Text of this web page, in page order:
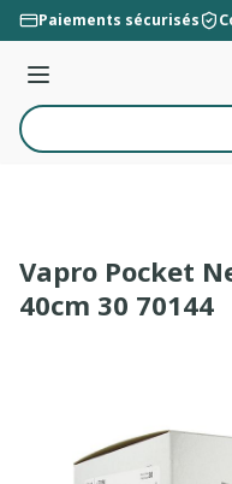
Aller au contenu
Paiements sécurisés
Menu
Rechercher
Vapro Pocket
40cm 30 70144